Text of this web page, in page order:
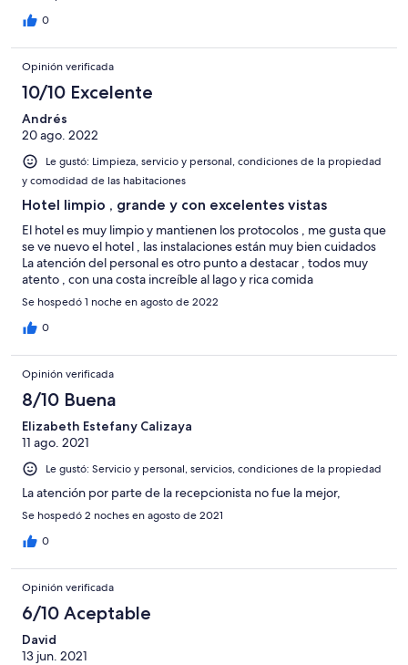
0
Opinión verificada
10/10 Excelente
Andrés
20 ago. 2022
Le gustó: Limpieza, servicio y personal, condiciones de la propiedad
y comodidad de las habitaciones
Hotel limpio , grande y con excelentes vistas
El hotel es muy limpio y mantienen los protocolos , me gusta que
se ve nuevo el hotel , las instalaciones están muy bien cuidados
La atención del personal es otro punto a destacar , todos muy
atento , con una costa increíble al lago y rica comida
Se hospedó 1 noche en agosto de 2022
0
Opinión verificada
8/10 Buena
Elizabeth Estefany Calizaya
11 ago. 2021
Le gustó: Servicio y personal, servicios, condiciones de la propiedad
La atención por parte de la recepcionista no fue la mejor,
Se hospedó 2 noches en agosto de 2021
0
Opinión verificada
6/10 Aceptable
David
13 jun. 2021